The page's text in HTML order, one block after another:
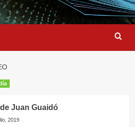
Juan Guaidó
2019